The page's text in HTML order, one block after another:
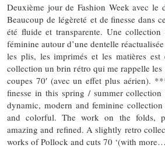
Deuxième jour de Fashion Week avec le
Beaucoup de légèreté et de finesse dans
été fluide et transparente. Une
féminine autour d’une dentelle
les plis, les imprimés et les matières est
collection un brin rétro qui me rappelle
coupes 70′ (avec un effet plus aérien).
finesse in this spring / summer
dynamic, modern and feminine
and colorful. The work on the folds,
amazing and refined. A slightly retro
works of Pollock and cuts 70 ‘(with more…